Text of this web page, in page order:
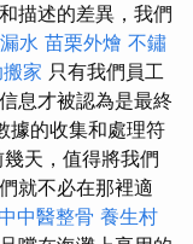
描述的差異，我們
漏水 苗栗外燴 不鏽
家 只有我們員工
息才被認為是最終
據的收集和處理符
天，值得將我們
就不必在那裡適
中醫整骨 養生村